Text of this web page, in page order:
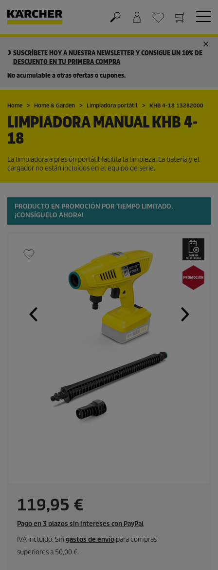
SUSCRÍBETE HOY A NUESTRA NEWSLETTER Y CONSIGUE UN 10% DE
DESCUENTO EN TU PRIMERA COMPRA
No acumulable a otras ofertas o cupones.
Home Home & Garden Limpiadora portátil KHB 4-18 13282000
LIMPIADORA MANUAL KHB 4-
18
La limpiadora a presión portátil facilita la limpieza. La batería y el
cargador no están incluidos en el equipo de serie.
PRODUCTO EN PROMOCIÓN POR TIEMPO LIMITADO.
¡CONSÍGUELO AHORA!
P
r
e
119,95 €
Pago en 3 plazos sin intereses con PayPal
IVA incluido. Singastos de envío para compras
superiores a 50,00 €.